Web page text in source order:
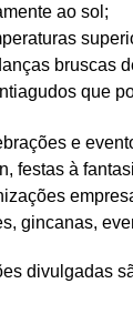
ao sol;
bruscas
que
e
festas à
gincanas,
divulgadas